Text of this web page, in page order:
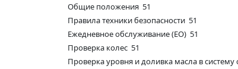
Общие положения 51
Правила техники безопасности 51
Ежедневное обслуживание (ЕО) 51
Проверка колес 51
Проверка уровня и доливка масла в систему